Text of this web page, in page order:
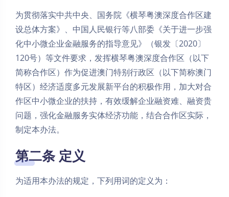
为贯彻落实中共中央、国务院《横琴粤澳深度合作区建
设总体方案》、中国人民银行等八部委《关于进一步强
化中小微企业金融服务的指导意见》（银发〔2020〕
120号）等文件要求，发挥横琴粤澳深度合作区（以下
简称合作区）作为促进澳门特别行政区（以下简称澳门
特区）经济适度多元发展新平台的积极作用，加大对合
作区中小微企业的扶持，有效缓解企业融资难、融资贵
问题，强化金融服务实体经济功能，结合合作区实际，
制定本办法。
第二条 定义
为适用本办法的规定，下列用词的定义为：